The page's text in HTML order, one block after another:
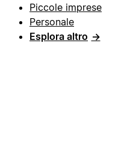
Piccole imprese
Personale
Esplora altro →